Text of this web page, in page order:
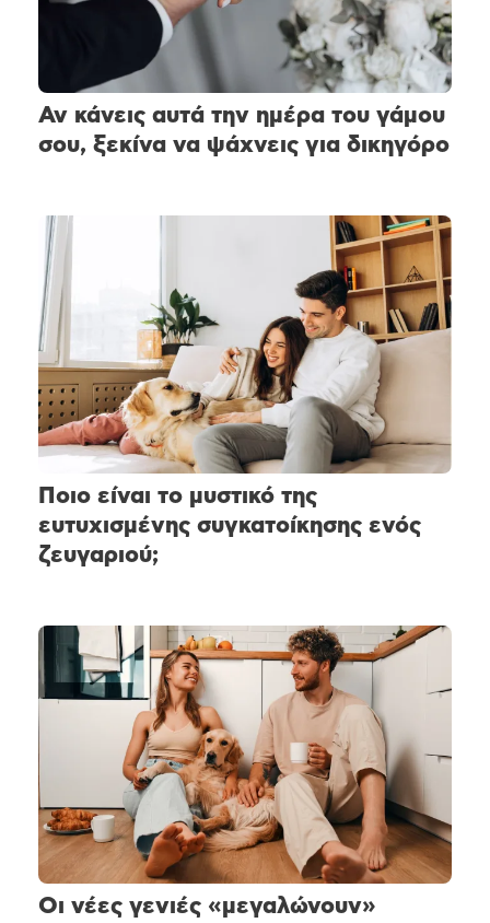
Αν κάνεις αυτά την ημέρα του γάμου
σου, ξεκίνα να ψάχνεις για δικηγόρο
Ποιο είναι το μυστικό της
ευτυχισμένης συγκατοίκησης ενός
ζευγαριού;
Οι νέες γενιές «μεγαλώνουν»